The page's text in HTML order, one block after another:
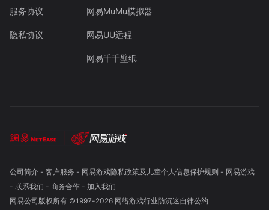
服务协议
隐私协议
网易MuMu模拟器
网易UU远程
网易千千壁纸
公司简介- 客户服务 - 网易游戏隐私政策及儿童个人信息保护规则 - 网易游戏
- 联系我们 - 商务合作- 加入我们
网易公司版权所有 ©1997-2026 网络游戏行业防沉迷自律公约